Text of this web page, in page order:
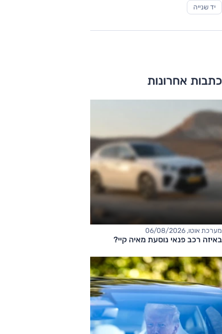
יד שנייה
כתבות אחרונות
מערכת אוטו, 06/08/2026
באיזה רכב פנאי נוסעת מאיה קיי?